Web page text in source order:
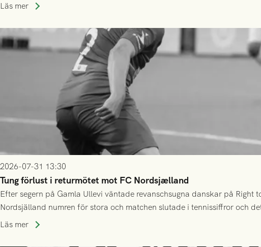
Läs mer
2026-07-31 13:30
Tung förlust i returmötet mot FC Nordsjælland
Efter segern på Gamla Ullevi väntade revanschsugna danskar på
Nordsjälland numren för stora och matchen slutade i tennissiffror och
Läs mer